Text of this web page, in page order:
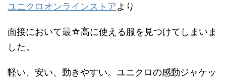
ユニクロオンラインストアより
面接において最☆高に使える服を見つけてしまいま
した。
軽い、安い、動きやすい。ユニクロの感動ジャケッ